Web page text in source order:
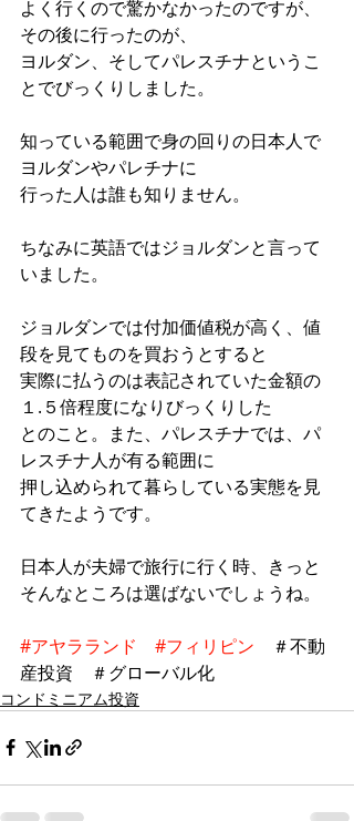
よく行くので驚かなかったのですが、
その後に行ったのが、
ヨルダン、そしてパレスチナというこ
とでびっくりしました。
知っている範囲で身の回りの日本人で
ヨルダンやパレチナに
行った人は誰も知りません。
ちなみに英語ではジョルダンと言って
いました。
ジョルダンでは付加価値税が高く、値
段を見てものを買おうとすると
実際に払うのは表記されていた金額の
１.５倍程度になりびっくりした
とのこと。また、パレスチナでは、パ
レスチナ人が有る範囲に
押し込められて暮らしている実態を見
てきたようです。
日本人が夫婦で旅行に行く時、きっと
そんなところは選ばないでしょうね。
#アヤラランド #フィリピン ＃不動
産投資　＃グローバル化
コンドミニアム投資